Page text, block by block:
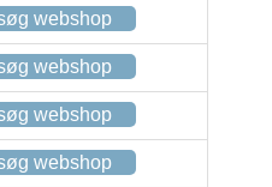
webshop
webshop
webshop
webshop